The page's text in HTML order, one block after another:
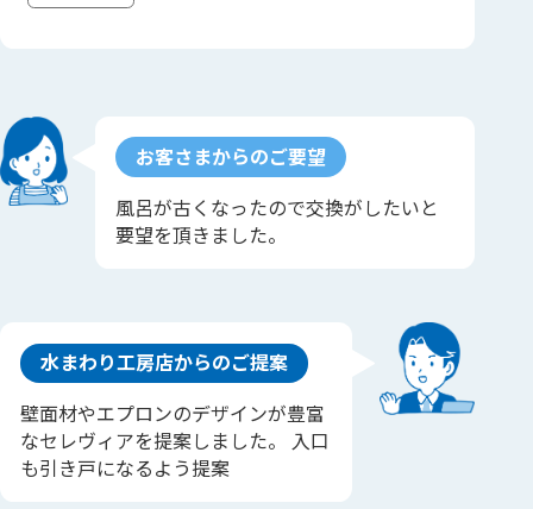
お客さまからのご要望
風呂が古くなったので交換がしたいと
要望を頂きました。
水まわり工房店からのご提案
壁面材やエプロンのデザインが豊富
なセレヴィアを提案しました。 入口
も引き戸になるよう提案